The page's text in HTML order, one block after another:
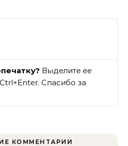
Выделите ее
Спасибо за
КОММЕНТАРИИ